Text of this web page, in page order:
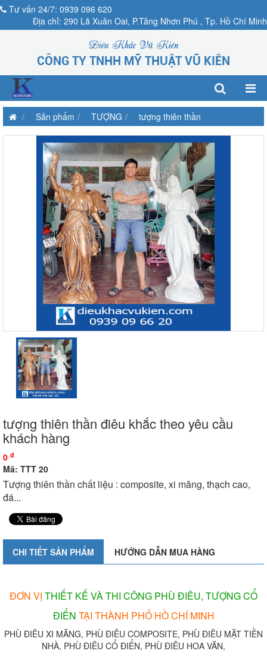
Tư vấn 24/7: 0939 096 620
Địa chỉ: 290 Lã Xuân Oai, P.Tăng Nhơn Phú , Tp. Hồ Chí Minh
Điêu Khắc Vũ Kiên
CÔNG TY TNHH MỸ THUẬT VŨ KIÊN
Sản phẩm TƯỢNG tượng thiên thần
tượng thiên thần điêu khắc theo yêu cầu
khách hàng
0 đ
Mã: TTT 20
Tượng thiên thần chất liệu : composite, xi măng, thạch cao,
đá...
CHI TIẾT SẢN PHẨM HƯỚNG DẪN MUA HÀNG
ĐƠN VỊ THIẾT KẾ VÀ THI CÔNG PHÙ ĐIÊU, TƯỢNG CỔ
ĐIỂN TẠI THÀNH PHỐ HỒ CHÍ MINH
PHÙ ĐIÊU XI MĂNG, PHÙ ĐIÊU COMPOSITE, PHÙ ĐIÊU MẶT TIỀN
NHÀ, PHÙ ĐIÊU CỔ ĐIỂN, PHÙ ĐIÊU HOA VĂN,